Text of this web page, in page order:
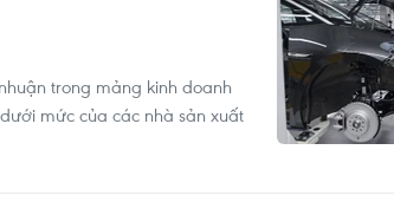
trong mảng kinh doanh
mức của các nhà sản xuất